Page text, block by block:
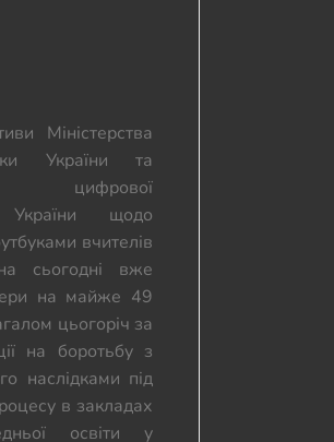
Міністерства
України та
цифрової
України щодо
вчителів
сьогодні вже
на майже 49
цьогоріч за
на боротьбу з
наслідками під
в закладах
освіти у